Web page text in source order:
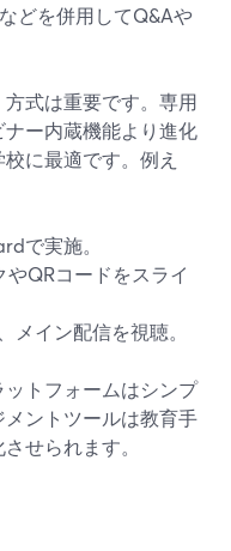
どを併用してQ&Aや
式は重要です。専用
ー内蔵機能より進化
に最適です。例え
で実施。
QRコードをスライ
メイン配信を視聴。
トフォームはシンプ
ントツールは教育手
せられます。